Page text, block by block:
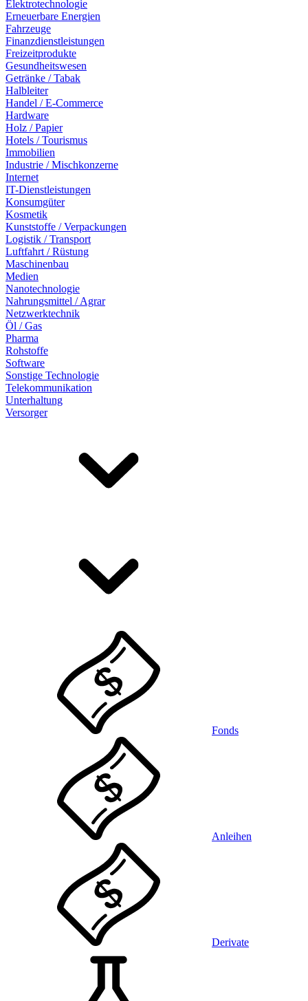
Elektrotechnologie
Erneuerbare Energien
Fahrzeuge
Finanzdienstleistungen
Freizeitprodukte
Gesundheitswesen
Getränke / Tabak
Halbleiter
Handel / E-Commerce
Hardware
Holz / Papier
Hotels / Tourismus
Immobilien
Industrie / Mischkonzerne
Internet
IT-Dienstleistungen
Konsumgüter
Kosmetik
Kunststoffe / Verpackungen
Logistik / Transport
Luftfahrt / Rüstung
Maschinenbau
Medien
Nanotechnologie
Nahrungsmittel / Agrar
Netzwerktechnik
Öl / Gas
Pharma
Rohstoffe
Software
Sonstige Technologie
Telekommunikation
Unterhaltung
Versorger
Fonds
Anleihen
Derivate